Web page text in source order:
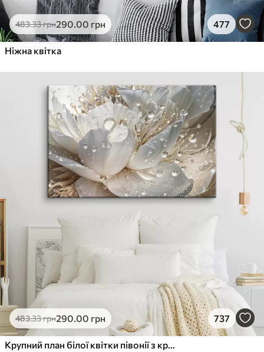
483.33грн290.00 грн 477
Ніжна квітка
483.33грн290.00 грн 737
Крупний план білої квітки півонії з крапельками води на пелюстках на розмитому фоні